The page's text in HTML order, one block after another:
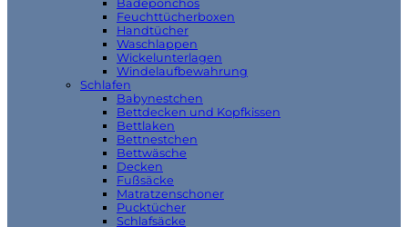
Badeponchos
Feuchttücherboxen
Handtücher
Waschlappen
Wickelunterlagen
Windelaufbewahrung
Schlafen
Babynestchen
Bettdecken und Kopfkissen
Bettlaken
Bettnestchen
Bettwäsche
Decken
Fußsäcke
Matratzenschoner
Pucktücher
Schlafsäcke